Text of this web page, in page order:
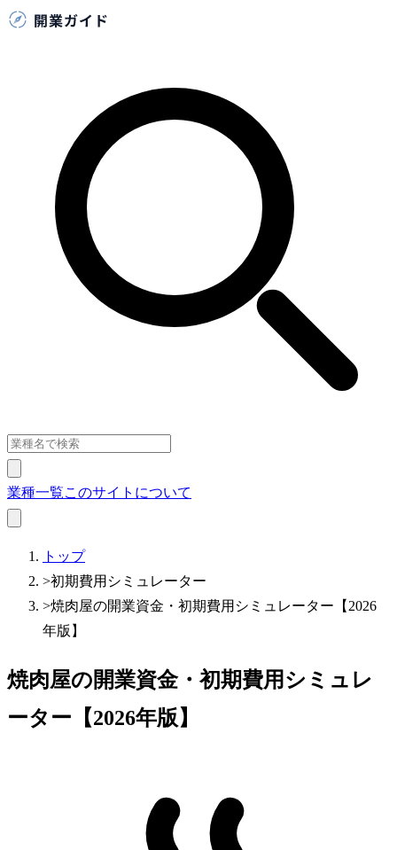
業種一覧このサイトについて
トップ
>初期費用シミュレーター
>焼肉屋の開業資金・初期費用シミュレーター【2026
年版】
焼肉屋の開業資金・初期費用シミュレ
ーター【2026年版】